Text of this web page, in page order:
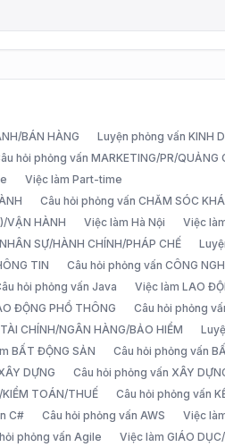
BÁN HÀNG Luyện phỏng vấn KINH
hỏi phỏng vấn MARKETING/PR/QUẢNG
Việc làm Part-time
Câu hỏi phỏng vấn CHĂM SÓC
VẬN HÀNH
Việc làm Hà Nội
Việc
SỰ/HÀNH CHÍNH/PHÁP CHẾ
TIN
Câu hỏi phỏng vấn CÔNG
hỏi phỏng vấn Java
Việc làm LAO
ĐỘNG PHỔ THÔNG Câu hỏi phỏng
CHÍNH/NGÂN HÀNG/BẢO HIỂM
BẤT ĐỘNG SẢN Câu hỏi phỏng vấn
DỰNG Câu hỏi phỏng vấn XÂY
TOÁN/THUẾ
Câu hỏi phỏng vấn
C# Câu hỏi phỏng vấn AWS Việc
phỏng vấn Agile Việc làm GIÁO